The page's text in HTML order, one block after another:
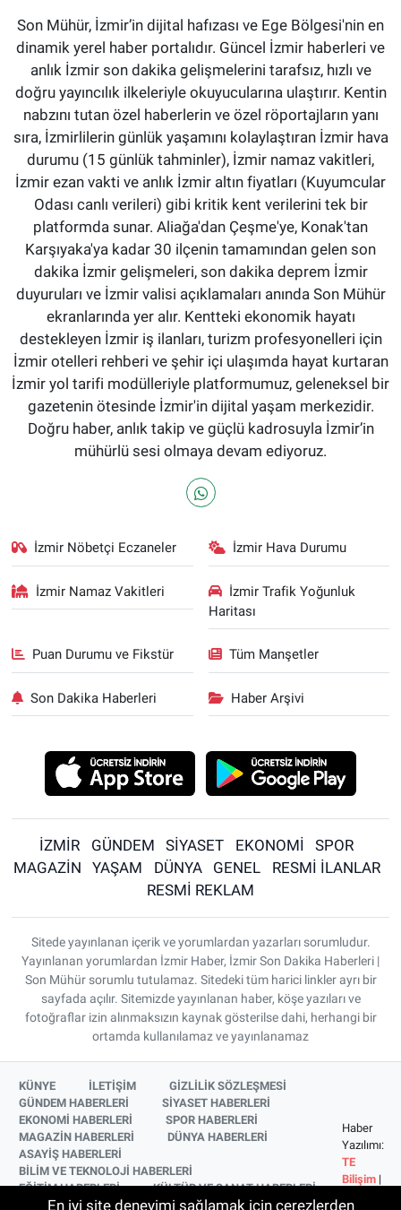
Son Mühür, İzmir’in dijital hafızası ve Ege Bölgesi'nin en
dinamik yerel haber portalıdır. Güncel İzmir haberleri ve
anlık İzmir son dakika gelişmelerini tarafsız, hızlı ve
doğru yayıncılık ilkeleriyle okuyucularına ulaştırır. Kentin
nabzını tutan özel haberlerin ve özel röportajların yanı
sıra, İzmirlilerin günlük yaşamını kolaylaştıran İzmir hava
durumu (15 günlük tahminler), İzmir namaz vakitleri,
İzmir ezan vakti ve anlık İzmir altın fiyatları (Kuyumcular
Odası canlı verileri) gibi kritik kent verilerini tek bir
platformda sunar. Aliağa'dan Çeşme'ye, Konak'tan
Karşıyaka'ya kadar 30 ilçenin tamamından gelen son
dakika İzmir gelişmeleri, son dakika deprem İzmir
duyuruları ve İzmir valisi açıklamaları anında Son Mühür
ekranlarında yer alır. Kentteki ekonomik hayatı
destekleyen İzmir iş ilanları, turizm profesyonelleri için
İzmir otelleri rehberi ve şehir içi ulaşımda hayat kurtaran
İzmir yol tarifi modülleriyle platformumuz, geleneksel bir
gazetenin ötesinde İzmir'in dijital yaşam merkezidir.
Doğru haber, anlık takip ve güçlü kadrosuyla İzmir’in
mühürlü sesi olmaya devam ediyoruz.
İzmir Nöbetçi Eczaneler İzmir Hava Durumu
İzmir Namaz Vakitleri
İzmir Trafik Yoğunluk
Haritası
Puan Durumu ve Fikstür Tüm Manşetler
Son Dakika Haberleri Haber Arşivi
İZMİR GÜNDEM SİYASET EKONOMİ
SPOR
MAGAZİN
YAŞAM DÜNYA GENEL
RESMİ İLANLAR
RESMİ REKLAM
Sitede yayınlanan içerik ve yorumlardan yazarları sorumludur.
Yayınlanan yorumlardan İzmir Haber, İzmir Son Dakika Haberleri |
Son Mühür sorumlu tutulamaz. Sitedeki tüm harici linkler ayrı bir
sayfada açılır. Sitemizde yayınlanan haber, köşe yazıları ve
fotoğraflar izin alınmaksızın kaynak gösterilse dahi, herhangi bir
ortamda kullanılamaz ve yayınlanamaz
KÜNYE İLETİŞİM
GİZLİLİK SÖZLEŞMESİ
GÜNDEM HABERLERİ
SİYASET HABERLERİ
EKONOMİ HABERLERİ
SPOR HABERLERİ
MAGAZİN HABERLERİ
DÜNYA HABERLERİ
ASAYİŞ HABERLERİ
BİLİM VE TEKNOLOJİ HABERLERİ
EĞİTİM HABERLERİ
KÜLTÜR VE SANAT HABERLERİ
SAĞLIK HABERLERİ
YAŞAM HABERLERİ
Haber
Yazılımı:
TE
Bilişim |
En iyi site deneyimi sağlamak için çerezlerden